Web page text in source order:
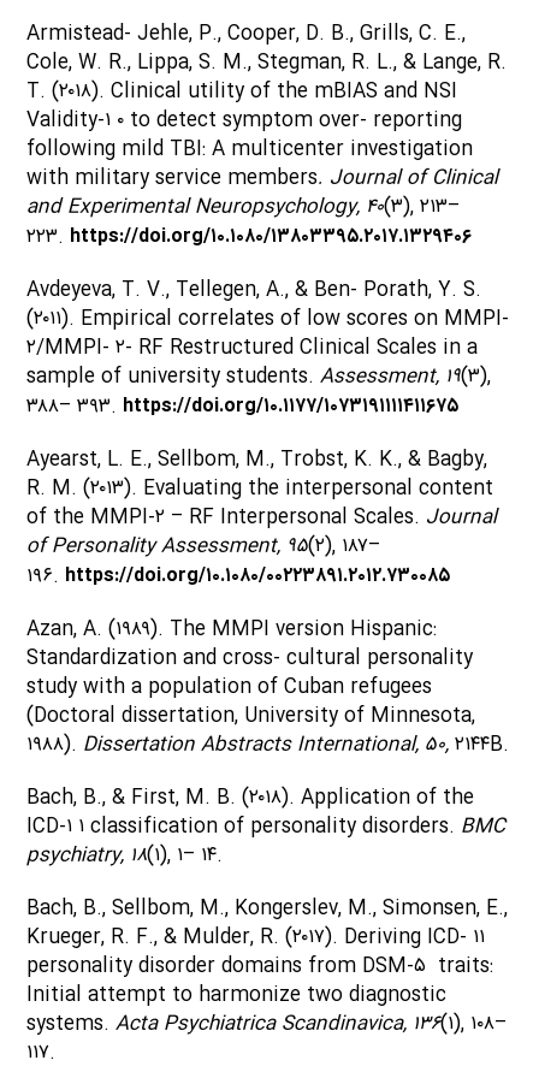
Armistead- Jehle, P., Cooper, D. B., Grills, C. E.,
Cole, W. R., Lippa, S. M., Stegman, R. L., & Lange, R.
T. (۲۰۱۸). Clinical utility of the mBIAS and NSI
Validity-۱ ۰ to detect symptom over- reporting
following mild TBI: A multicenter investigation
with military service members. Journal of Clinical
and Experimental Neuropsychology, ۴۰(۳), ۲۱۳–
۲۲۳. https://doi.org/۱۰.۱۰۸۰/۱۳۸۰۳۳۹۵.۲۰۱۷.۱۳۲۹۴۰۶
Avdeyeva, T. V., Tellegen, A., & Ben- Porath, Y. S.
(۲۰۱۱). Empirical correlates of low scores on MMPI-
۲/MMPI- ۲- RF Restructured Clinical Scales in a
sample of university students.Assessment, ۱۹(۳),
۳۸۸– ۳۹۳. https://doi.org/۱۰.۱۱۷۷/۱۰۷۳۱۹۱۱۱۱۴۱۱۶۷۵
Ayearst, L. E., Sellbom, M., Trobst, K. K., & Bagby,
R. M. (۲۰۱۳). Evaluating the interpersonal content
of the MMPI-۲ – RF Interpersonal Scales. Journal
of Personality Assessment, ۹۵(۲), ۱۸۷–
۱۹۶. https://doi.org/۱۰.۱۰۸۰/۰۰۲۲۳۸۹۱.۲۰۱۲.۷۳۰۰۸۵
Azan, A. (۱۹۸۹). The MMPI version Hispanic:
Standardization and cross- cultural personality
study with a population of Cuban refugees
(Doctoral dissertation, University of Minnesota,
۱۹۸۸). Dissertation Abstracts International, ۵۰,۲۱۴۴B.
Bach, B., & First, M. B. (۲۰۱۸). Application of the
ICD-۱ ۱ classification of personality disorders. BMC
psychiatry, ۱۸(۱), ۱– ۱۴.
Bach, B., Sellbom, M., Kongerslev, M., Simonsen, E.,
Krueger, R. F., & Mulder, R. (۲۰۱۷). Deriving ICD- ۱۱
personality disorder domains from DSM-۵ traits:
Initial attempt to harmonize two diagnostic
systems.Acta Psychiatrica Scandinavica, ۱۳۶(۱), ۱۰۸–
۱۱۷.